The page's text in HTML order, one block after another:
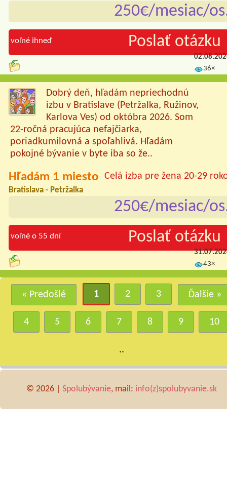
250€/mesiac/
voľné ihneď Poslať otázku
36×
Dobrý deň, hľadám nepriechodnú
izbu v Bratislave (Petržalka, Ružinov,
Karlova Ves) od októbra 2026. Som
22-ročná pracujúca nefajčiarka,
poriadkumilovná a spoľahlivá. Hľadám
pokojné bývanie v byte iba so že..
Celá izba pre žena 20-29
Hľadám 1 miesto
Bratislava - Petržalka
250€/mesiac/
voľné o 55 dní Poslať otázku
43×
Ďalšie »
« Predošlé 1 2 3
4 5 6 7 8 9 10
..
© 2026 | Spolubývanie, mail: info(z)spolubyvanie.sk